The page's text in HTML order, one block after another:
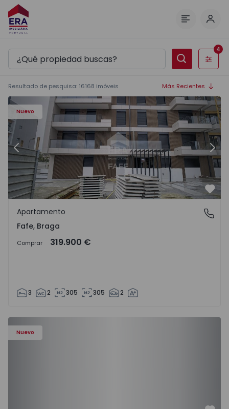
Filtros
4
Resultado de pesquisa: 16168 imóveis Más Recientes
Nuevo
Anterior
Fafe, Braga
Apartamento
Fafe, Braga
Comprar 319.900 €
3 2 305 305 2
Nuevo